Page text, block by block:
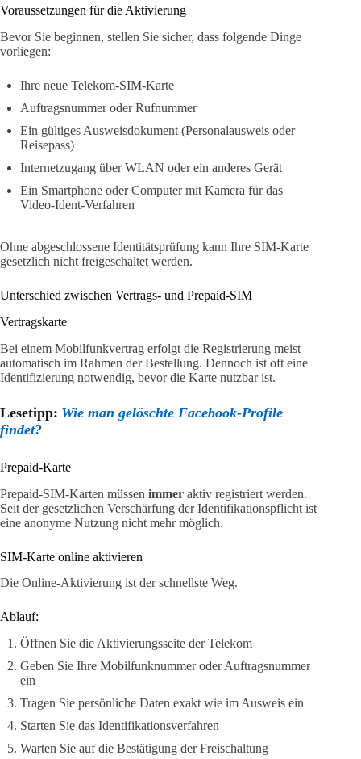
Voraussetzungen für die Aktivierung
Bevor Sie beginnen, stellen Sie sicher, dass folgende Dinge
vorliegen:
Ihre neue Telekom-SIM-Karte
Auftragsnummer oder Rufnummer
Ein gültiges Ausweisdokument (Personalausweis oder
Reisepass)
Internetzugang über WLAN oder ein anderes Gerät
Ein Smartphone oder Computer mit Kamera für das
Video-Ident-Verfahren
Ohne abgeschlossene Identitätsprüfung kann Ihre SIM-Karte
gesetzlich nicht freigeschaltet werden.
Unterschied zwischen Vertrags- und Prepaid-SIM
Vertragskarte
Bei einem Mobilfunkvertrag erfolgt die Registrierung meist
automatisch im Rahmen der Bestellung. Dennoch ist oft eine
Identifizierung notwendig, bevor die Karte nutzbar ist.
Lesetipp: Wie man gelöschte Facebook-Profile
findet?
Prepaid-Karte
Prepaid-SIM-Karten müssen immer aktiv registriert werden.
Seit der gesetzlichen Verschärfung der Identifikationspflicht ist
eine anonyme Nutzung nicht mehr möglich.
SIM-Karte online aktivieren
Die Online-Aktivierung ist der schnellste Weg.
Ablauf:
Öffnen Sie die Aktivierungsseite der Telekom
Geben Sie Ihre Mobilfunknummer oder Auftragsnummer
ein
Tragen Sie persönliche Daten exakt wie im Ausweis ein
Starten Sie das Identifikationsverfahren
Warten Sie auf die Bestätigung der Freischaltung